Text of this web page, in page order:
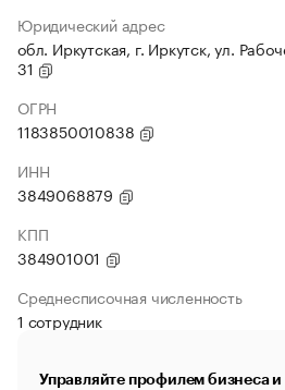
Юридический адрес
обл. Иркутская, г. Иркутск, ул.
31
ОГРН
1183850010838
ИНН
3849068879
КПП
384901001
Среднесписочная численность
1 сотрудник
Управляйте профилем бизнеса